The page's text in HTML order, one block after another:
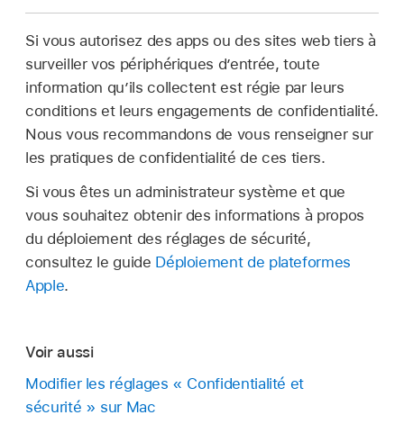
Si vous autorisez des apps ou des sites web tiers à
surveiller vos périphériques d’entrée, toute
information qu’ils collectent est régie par leurs
conditions et leurs engagements de confidentialité.
Nous vous recommandons de vous renseigner sur
les pratiques de confidentialité de ces tiers.
Si vous êtes un administrateur système et que
vous souhaitez obtenir des informations à propos
du déploiement des réglages de sécurité,
consultez le guide Déploiement de plateformes
Apple.
Voir aussi
Modifier les réglages « Confidentialité et
sécurité » sur Mac